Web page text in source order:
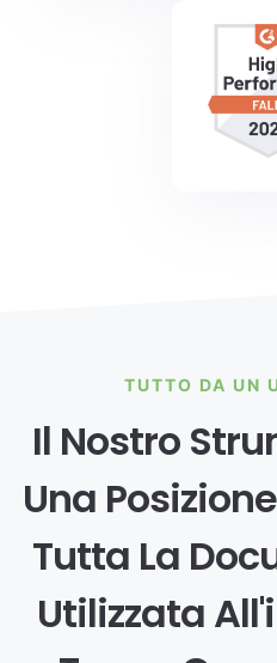
TUTTO DA UN
Il Nostro
Una
Tutta La
Utilizzata